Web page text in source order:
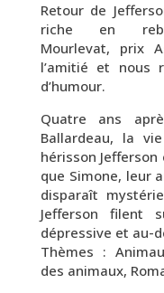
Retour de
riche en
Mourlevat, prix
l’amitié et nous
d’humour.
Quatre ans
Ballardeau, la
hérisson
que Simone, leur
disparaît
Jefferson filent
dépressive et au-
Thèmes :
des animaux,